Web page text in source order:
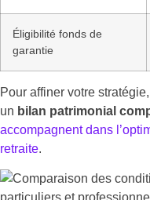
Éligibilité fonds de
garantie
Pour affiner votre
un bilan patrimonial
accompagnent dans
retraite.